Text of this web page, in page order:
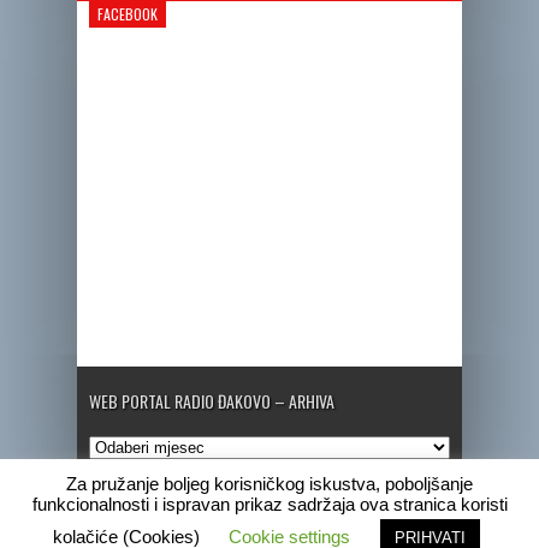
FACEBOOK
WEB PORTAL RADIO ĐAKOVO – ARHIVA
Web
portal
Radio
Đakovo
–
Za pružanje boljeg korisničkog iskustva, poboljšanje
funkcionalnosti i ispravan prikaz sadržaja ova stranica koristi
kolačiće (Cookies)
Cookie settings PRIHVATI